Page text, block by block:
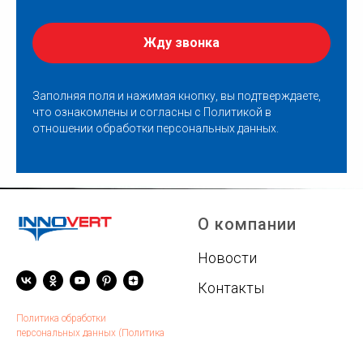
Жду звонка
Заполняя поля и нажимая кнопку, вы подтверждаете,
что ознакомлены и согласны с Политикой в
отношении обработки персональных данных
Политика обработки
персональных данных (Политика
О компании
Новости
Контакты